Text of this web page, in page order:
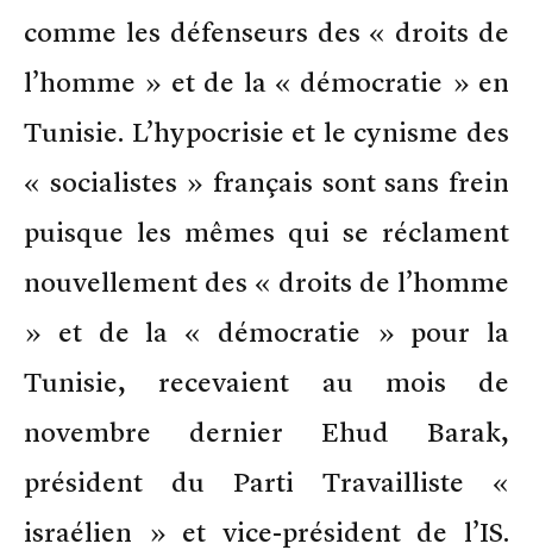
comme les défenseurs des « droits de
l’homme » et de la « démocratie » en
Tunisie. L’hypocrisie et le cynisme des
« socialistes » français sont sans frein
puisque les mêmes qui se réclament
nouvellement des « droits de l’homme
» et de la « démocratie » pour la
Tunisie, recevaient au mois de
novembre dernier Ehud Barak,
président du Parti Travailliste «
israélien » et vice-président de l’IS.